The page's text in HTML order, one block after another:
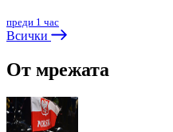
преди 1 час
Всички
От мрежата